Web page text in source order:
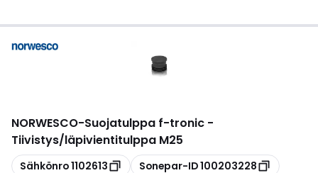
NORWESCO-Suojatulppa f-tronic -
Tiivistys/läpivientitulppa M25
Kopioi
Sähkönro1102613 Kopioi
Sonepar-ID100203228